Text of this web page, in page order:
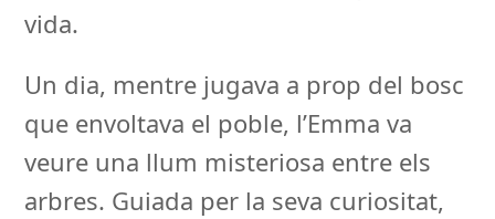
vida.
Un dia, mentre jugava a prop del bosc
que envoltava el poble, l’Emma va
veure una llum misteriosa entre els
arbres. Guiada per la seva curiositat,